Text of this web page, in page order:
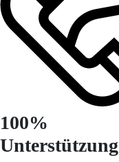
100%
Unterstützung